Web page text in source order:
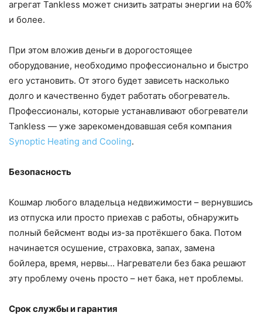
агрегат Tankless может снизить затраты энергии на 60%
и более.
При этом вложив деньги в дорогостоящее
оборудование, необходимо профессионально и быстро
его установить. От этого будет зависеть насколько
долго и качественно будет работать обогреватель.
Профессионалы, которые устанавливают обогреватели
Tankless — уже зарекомендовавшая себя компания
Synoptic Heating and Cooling.
Безопасность
Кошмар любого владельца недвижимости – вернувшись
из отпуска или просто приехав с работы, обнаружить
полный бейсмент воды из-за протёкшего бака. Потом
начинается осушение, страховка, запах, замена
бойлера, время, нервы… Нагреватели без бака решают
эту проблему очень просто – нет бака, нет проблемы.
Срок службы и гарантия